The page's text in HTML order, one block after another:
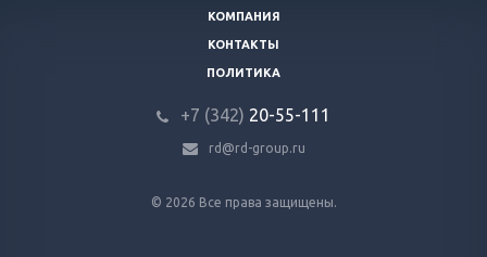
© 2026 Все права защищены.
КОМПАНИЯ
КОНТАКТЫ
ПОЛИТИКА
+7 (342) 20-55-111
rd@rd-group.ru